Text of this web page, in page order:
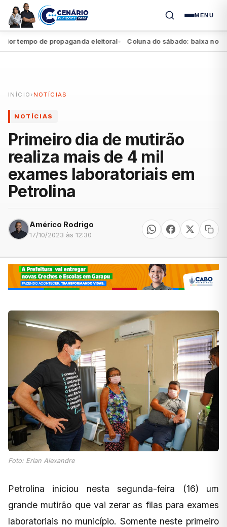
MENU
tempo de propaganda eleitoral● Coluna do sábado: baixa no
INÍCIO ›NOTÍCIAS
NOTÍCIAS
Primeiro dia de mutirão
realiza mais de 4 mil
exames laboratoriais em
Petrolina
Américo Rodrigo
17/10/2023 às 12:30
Foto: Erlan Alexandre
Petrolina iniciou nesta segunda-feira (16) um
grande mutirão que vai zerar as filas para exames
laboratoriais no município. Somente neste primeiro